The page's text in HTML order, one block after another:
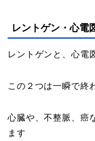
レントゲン・心電
レントゲンと、心電
この２つは一瞬で終
心臓や、不整脈、癌
ます